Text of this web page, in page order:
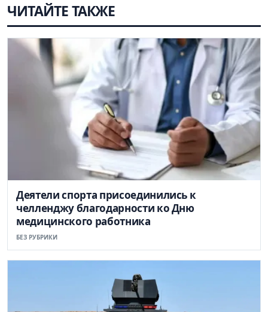
ЧИТАЙТЕ ТАКЖЕ
Деятели спорта присоединились к
челленджу благодарности ко Дню
медицинского работника
БЕЗ РУБРИКИ